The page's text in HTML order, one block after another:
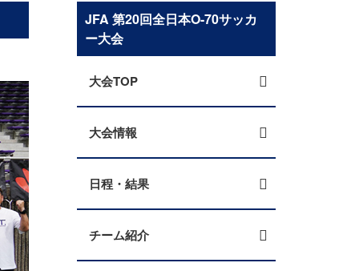
JFA 第20回全日本O-70サッカ
ー大会
大会TOP
大会情報
日程・結果
チーム紹介